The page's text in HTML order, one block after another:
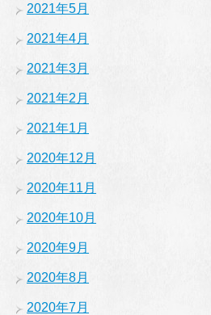
2021年5月
2021年4月
2021年3月
2021年2月
2021年1月
2020年12月
2020年11月
2020年10月
2020年9月
2020年8月
2020年7月